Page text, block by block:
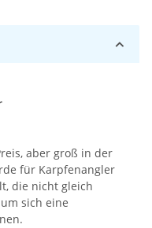
aber groß in der
für Karpfenangler
die nicht gleich
sich eine